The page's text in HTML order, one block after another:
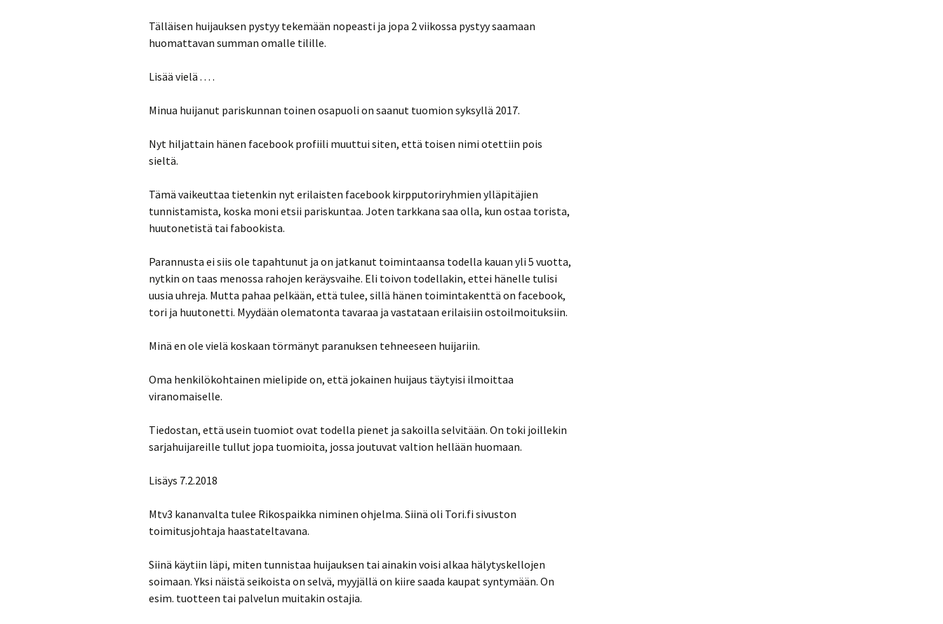
Tälläisen huijauksen pystyy tekemään nopeasti ja jopa 2 viikossa pystyy saamaan
huomattavan summan omalle tilille.
Lisää vielä . . . .
Minua huijanut pariskunnan toinen osapuoli on saanut tuomion syksyllä 2017.
Nyt hiljattain hänen facebook profiili muuttui siten, että toisen nimi otettiin pois
sieltä.
Tämä vaikeuttaa tietenkin nyt erilaisten facebook kirpputoriryhmien ylläpitäjien
tunnistamista, koska moni etsii pariskuntaa. Joten tarkkana saa olla, kun ostaa torista,
huutonetistä tai fabookista.
Parannusta ei siis ole tapahtunut ja on jatkanut toimintaansa todella kauan yli 5 vuotta,
nytkin on taas menossa rahojen keräysvaihe. Eli toivon todellakin, ettei hänelle tulisi
uusia uhreja. Mutta pahaa pelkään, että tulee, sillä hänen toimintakenttä on facebook,
tori ja huutonetti. Myydään olematonta tavaraa ja vastataan erilaisiin ostoilmoituksiin.
Minä en ole vielä koskaan törmänyt paranuksen tehneeseen huijariin.
Oma henkilökohtainen mielipide on, että jokainen huijaus täytyisi ilmoittaa
viranomaiselle.
Tiedostan, että usein tuomiot ovat todella pienet ja sakoilla selvitään. On toki joillekin
sarjahuijareille tullut jopa tuomioita, jossa joutuvat valtion hellään huomaan.
Lisäys 7.2.2018
Mtv3 kananvalta tulee Rikospaikka niminen ohjelma. Siinä oli Tori.fi sivuston
toimitusjohtaja haastateltavana.
Siinä käytiin läpi, miten tunnistaa huijauksen tai ainakin voisi alkaa hälytyskellojen
soimaan. Yksi näistä seikoista on selvä, myyjällä on kiire saada kaupat syntymään. On
esim. tuotteen tai palvelun muitakin ostajia.